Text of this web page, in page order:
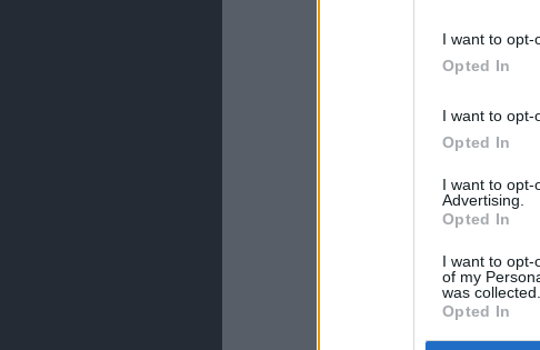
I want to opt-
Opted In
I want to opt-
Opted In
I want to opt-
Advertising.
Opted In
I want to opt-
of my
was collected.
Opted In